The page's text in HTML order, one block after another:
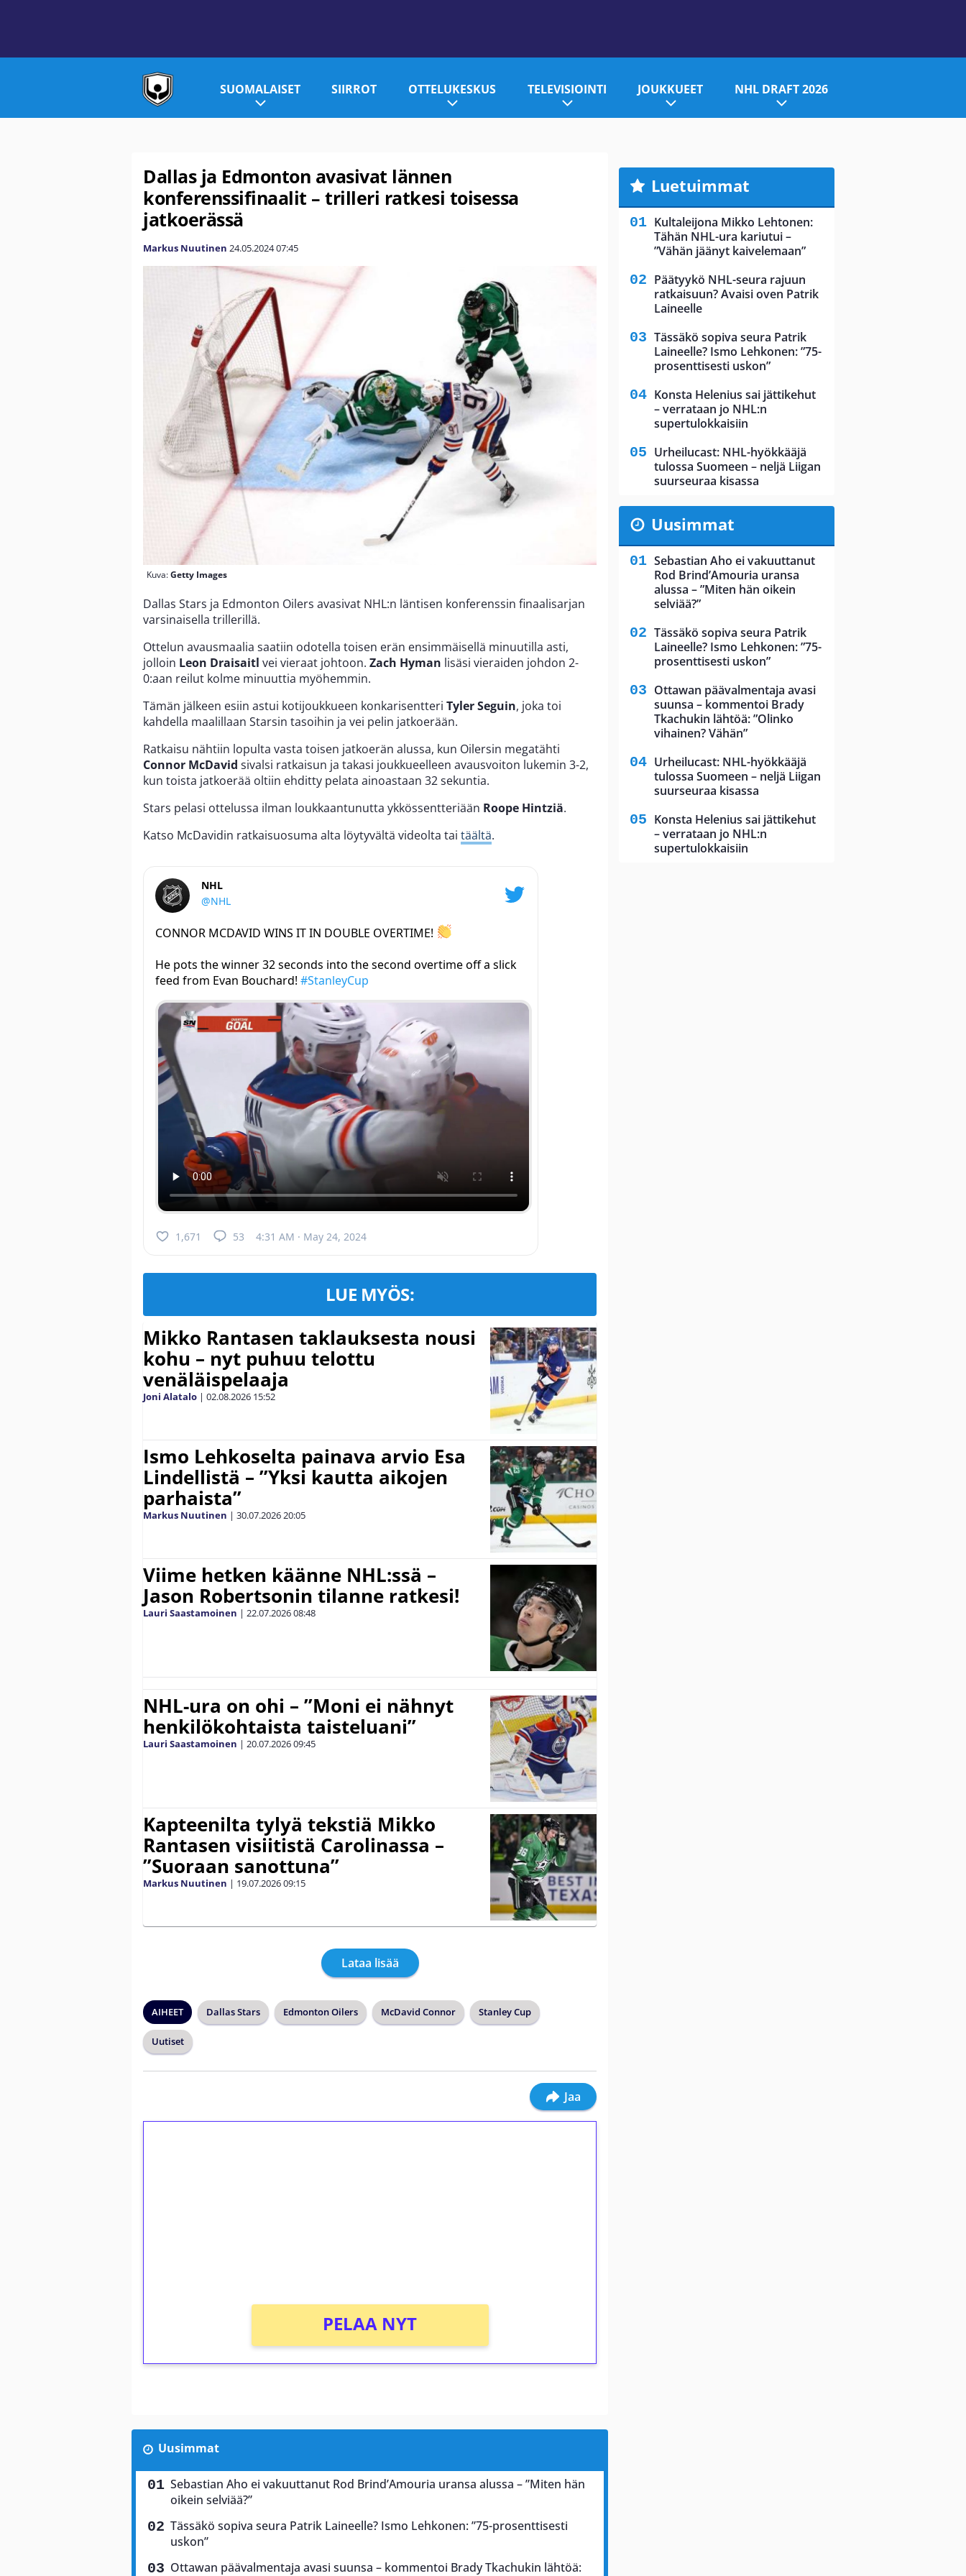
SUOMALAISET SIIRROT OTTELUKESKUS TELEVISIOINTI JOUKKUEET NHL DRAFT 2026
Dallas ja Edmonton avasivat lännen
konferenssifinaalit – trilleri ratkesi toisessa
jatkoerässä
Markus Nuutinen 24.05.202407:45
Kuva:Getty Images
Dallas Stars ja Edmonton Oilers avasivat NHL:n läntisen konferenssin finaalisarjan
varsinaisella trillerillä.
Ottelun avausmaalia saatiin odotella toisen erän ensimmäisellä minuutilla asti,
jolloin Leon Draisaitl vei vieraat johtoon. Zach Hyman lisäsi vieraiden johdon 2-
0:aan reilut kolme minuuttia myöhemmin.
Tämän jälkeen esiin astui kotijoukkueen konkarisentteri Tyler Seguin, joka toi
kahdella maalillaan Starsin tasoihin ja vei pelin jatkoerään.
Ratkaisu nähtiin lopulta vasta toisen jatkoerän alussa, kun Oilersin megatähti
Connor McDavid sivalsi ratkaisun ja takasi joukkueelleen avausvoiton lukemin 3-2,
kun toista jatkoerää oltiin ehditty pelata ainoastaan 32 sekuntia.
Stars pelasi ottelussa ilman loukkaantunutta ykkössentteriään Roope Hintziä.
Katso McDavidin ratkaisuosuma alta löytyvältä videolta tai täältä.
NHL
@NHL
CONNOR MCDAVID WINS IT IN DOUBLE OVERTIME!
He pots the winner 32 seconds into the second overtime off a slick
feed from Evan Bouchard! #StanleyCup
1,671 53 4:31 AM · May 24, 2024
LUE MYÖS:
Mikko Rantasen taklauksesta nousi
kohu – nyt puhuu telottu
venäläispelaaja
Joni Alatalo | 02.08.2026 15:52
Ismo Lehkoselta painava arvio Esa
Lindellistä – ”Yksi kautta aikojen
parhaista”
Markus Nuutinen | 30.07.202620:05
Viime hetken käänne NHL:ssä –
Jason Robertsonin tilanne ratkesi!
Lauri Saastamoinen | 22.07.202608:48
NHL-ura on ohi – ”Moni ei nähnyt
henkilökohtaista taisteluani”
Lauri Saastamoinen | 20.07.202609:45
Kapteenilta tylyä tekstiä Mikko
Rantasen visiitistä Carolinassa –
”Suoraan sanottuna”
Markus Nuutinen | 19.07.202609:15
Lataa lisää
AIHEET Dallas Stars Edmonton Oilers McDavid Connor Stanley Cup
Uutiset
Jaa
PELAA NYT
Uusimmat
Sebastian Aho ei vakuuttanut Rod Brind’Amouria uransa alussa – ”Miten hän
oikein selviää?”
Tässäkö sopiva seura Patrik Laineelle? Ismo Lehkonen: ”75-prosenttisesti
uskon”
Ottawan päävalmentaja avasi suunsa – kommentoi Brady Tkachukin lähtöä:
Luetuimmat
Kultaleijona Mikko Lehtonen:
Tähän NHL-ura kariutui –
”Vähän jäänyt kaivelemaan”
Päätyykö NHL-seura rajuun
ratkaisuun? Avaisi oven Patrik
Laineelle
Tässäkö sopiva seura Patrik
Laineelle? Ismo Lehkonen: ”75-
prosenttisesti uskon”
Konsta Helenius sai jättikehut
– verrataan jo NHL:n
supertulokkaisiin
Urheilucast: NHL-hyökkääjä
tulossa Suomeen – neljä Liigan
suurseuraa kisassa
Uusimmat
Sebastian Aho ei vakuuttanut
Rod Brind’Amouria uransa
alussa – ”Miten hän oikein
selviää?”
Tässäkö sopiva seura Patrik
Laineelle? Ismo Lehkonen: ”75-
prosenttisesti uskon”
Ottawan päävalmentaja avasi
suunsa – kommentoi Brady
Tkachukin lähtöä: ”Olinko
vihainen? Vähän”
Urheilucast: NHL-hyökkääjä
tulossa Suomeen – neljä Liigan
suurseuraa kisassa
Konsta Helenius sai jättikehut
– verrataan jo NHL:n
supertulokkaisiin